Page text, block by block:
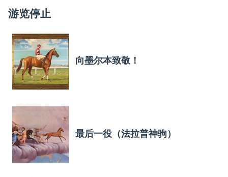
游览停止
向墨尔本致敬！
最后一役（法拉普神驹）